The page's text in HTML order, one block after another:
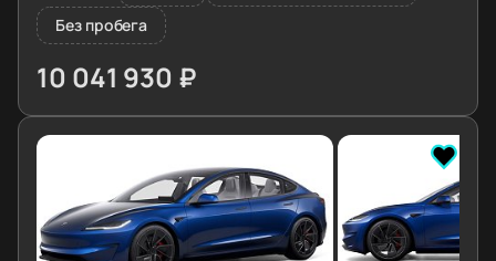
Без пробега
10 041 930 ₽
≈ 101 658€